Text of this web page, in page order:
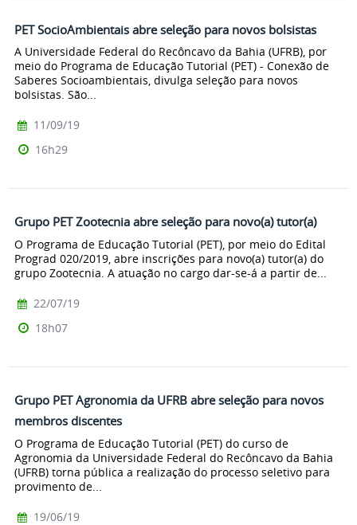
PET SocioAmbientais abre seleção para novos bolsistas
A Universidade Federal do Recôncavo da Bahia (UFRB), por
meio do Programa de Educação Tutorial (PET) - Conexão de
Saberes Socioambientais, divulga seleção para novos
bolsistas. São...
11/09/19
16h29
Grupo PET Zootecnia abre seleção para novo(a) tutor(a)
O Programa de Educação Tutorial (PET), por meio do Edital
Prograd 020/2019, abre inscrições para novo(a) tutor(a) do
grupo Zootecnia. A atuação no cargo dar-se-á a partir de...
22/07/19
18h07
Grupo PET Agronomia da UFRB abre seleção para novos
membros discentes
O Programa de Educação Tutorial (PET) do curso de
Agronomia da Universidade Federal do Recôncavo da Bahia
(UFRB) torna pública a realização do processo seletivo para
provimento de...
19/06/19